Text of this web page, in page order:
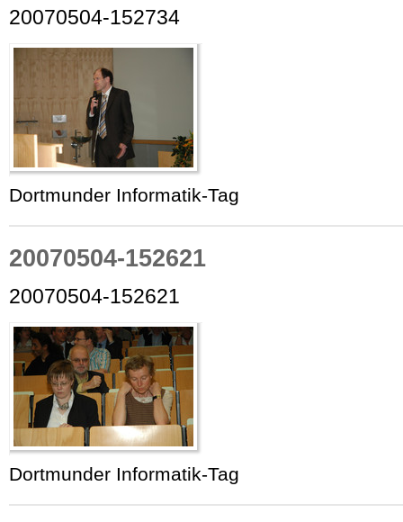
20070504-152734
Dortmunder Informatik-Tag
20070504-152621
20070504-152621
Dortmunder Informatik-Tag